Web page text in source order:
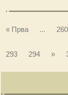
« Прва ... 260
293
294 »